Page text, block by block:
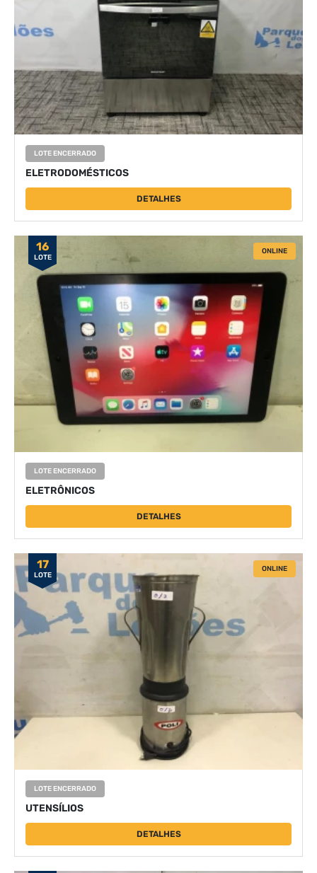
LOTE ENCERRADO
ELETRODOMÉSTICOS
DETALHES
16
LOTE
ONLINE
LOTE ENCERRADO
ELETRÔNICOS
DETALHES
17
LOTE
ONLINE
LOTE ENCERRADO
UTENSÍLIOS
DETALHES